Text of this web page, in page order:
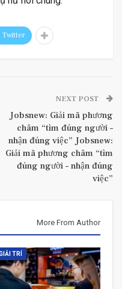
Twitter
NEXT POST
Jobsnew: Giải mã phương
châm “tìm đúng người –
nhận đúng việc” Jobsnew:
Giải mã phương châm “tìm
đúng người – nhận đúng
việc”
More From Author
TRÍ